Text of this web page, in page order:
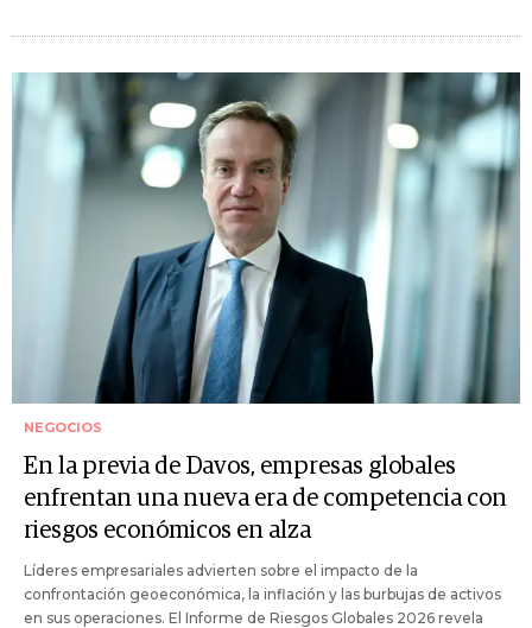
NEGOCIOS
En la previa de Davos, empresas globales
enfrentan una nueva era de competencia con
riesgos económicos en alza
Líderes empresariales advierten sobre el impacto de la
confrontación geoeconómica, la inflación y las burbujas de activos
en sus operaciones. El Informe de Riesgos Globales 2026 revela